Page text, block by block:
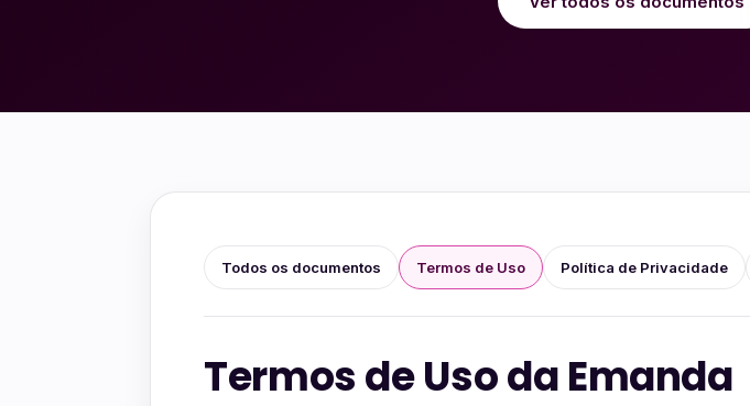
Todos os documentos Termos de Uso Política de Privacidade
Termos de Uso da Emanda